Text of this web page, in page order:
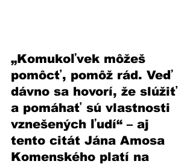
„Komukoľvek môžeš
pomôcť, pomôž rád. Veď
dávno sa hovorí, že slúžiť
a pomáhať sú vlastnosti
vznešených ľudí“ – aj
tento citát Jána Amosa
Komenského platí na